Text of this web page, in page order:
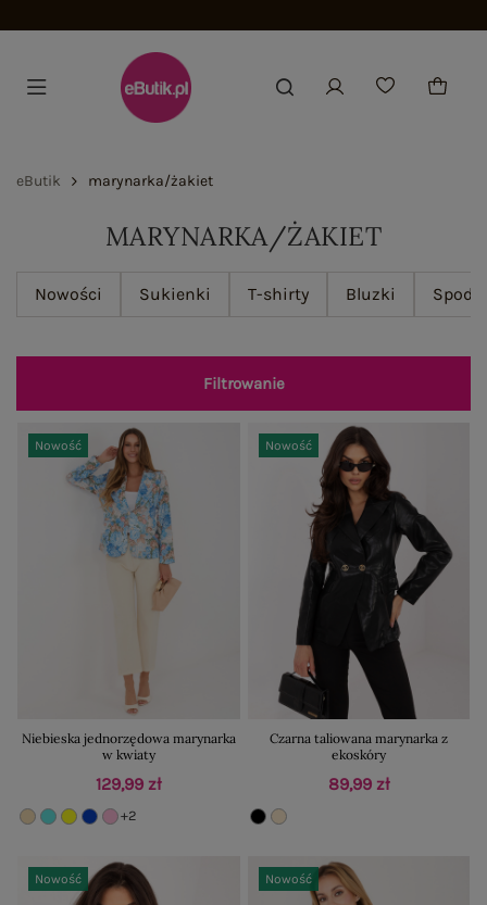
eButik marynarka/żakiet
MARYNARKA/ŻAKIET
Nowości Sukienki T-shirty Bluzki
Filtrowanie
Nowość
Niebieska jednorzędowa marynarka
w kwiaty
129,99 zł
+2
Nowość
Czarna taliowana marynarka z
ekoskóry
89,99 zł
Nowość Nowość